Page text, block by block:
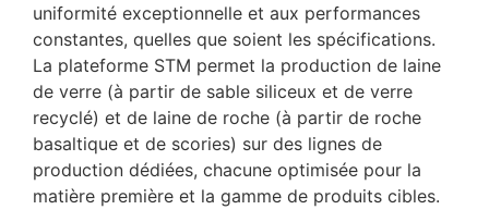
uniformité exceptionnelle et aux performances
constantes, quelles que soient les spécifications.
La plateforme STM permet la production de laine
de verre (à partir de sable siliceux et de verre
recyclé) et de laine de roche (à partir de roche
basaltique et de scories) sur des lignes de
production dédiées, chacune optimisée pour la
matière première et la gamme de produits cibles.